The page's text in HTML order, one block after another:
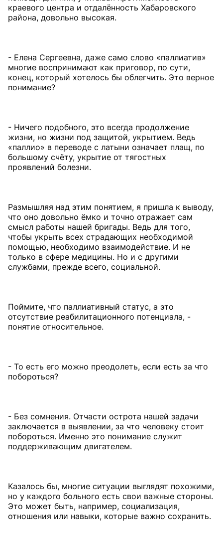
краевого центра и отдалённость Хабаровского
района, довольно высокая.
- Елена Сергеевна, даже само слово «паллиатив»
многие воспринимают как приговор, по сути,
конец, который хотелось бы облегчить. Это верное
понимание?
- Ничего подобного, это всегда продолжение
жизни, но жизни под защитой, укрытием. Ведь
«паллио» в переводе с латыни означает плащ, по
большому счёту, укрытие от тягостных
проявлений болезни.
Размышляя над этим понятием, я пришла к выводу,
что оно довольно ёмко и точно отражает сам
смысл работы нашей бригады. Ведь для того,
чтобы укрыть всех страдающих необходимой
помощью, необходимо взаимодействие. И не
только в сфере медицины. Но и с другими
службами, прежде всего, социальной.
Поймите, что паллиативный статус, а это
отсутствие реабилитационного потенциала, -
понятие относительное.
- То есть его можно преодолеть, если есть за что
побороться?
- Без сомнения. Отчасти острота нашей задачи
заключается в выявлении, за что человеку стоит
побороться. Именно это понимание служит
поддерживающим двигателем.
Казалось бы, многие ситуации выглядят похожими,
но у каждого больного есть свои важные стороны.
Это может быть, например, социализация,
отношения или навыки, которые важно сохранить.